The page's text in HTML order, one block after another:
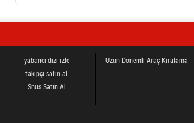
yabancı dizi izle
takipçi satın al
Snus Satın Al
Uzun Dönemli Araç Kiralama